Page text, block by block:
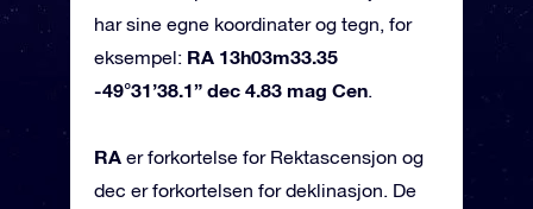
har sine egne koordinater og tegn, for
eksempel: RA 13h03m33.35
-49°31’38.1” dec 4.83 mag Cen.
RA er forkortelse for Rektascensjon og
dec er forkortelsen for deklinasjon. De